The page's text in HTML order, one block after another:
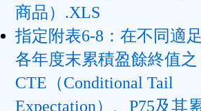
商品）.XLS
指定附表6-8：在不同適
各年度末累積盈餘終值之
CTE（Conditional Tail
Expectation）、P75及其